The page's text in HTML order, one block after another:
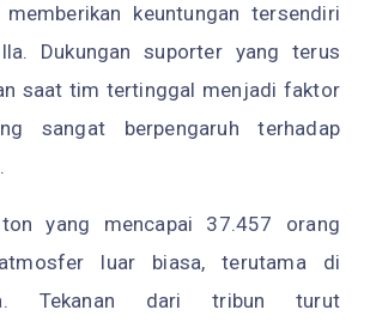
keuntungan tersendiri
Dukungan suporter yang terus
saat tim tertinggal menjadi faktor
sangat berpengaruh terhadap
yang mencapai 37.457 orang
luar biasa, terutama di
Tekanan dari tribun turut